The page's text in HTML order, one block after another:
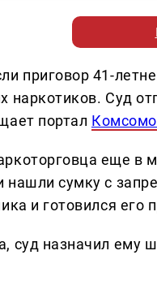
приговор 41-
наркотиков. Суд
портал
еще в
нашли сумку с
и готовился его
суд назначил ему